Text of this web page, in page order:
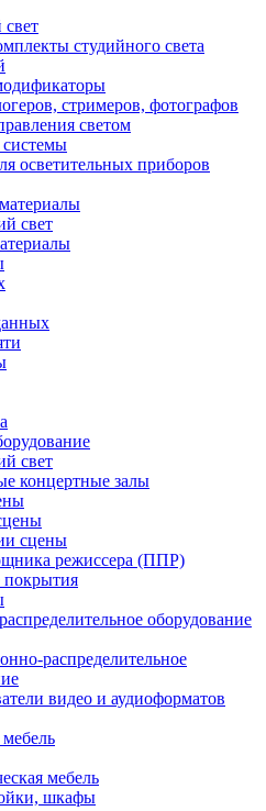
студийного света
стримеров, фотографов
светом
осветительных приборов
свет
свет
концертные залы
сцены
режиссера (ППР)
оборудование
распределительное
видео и аудиоформатов
мебель
шкафы